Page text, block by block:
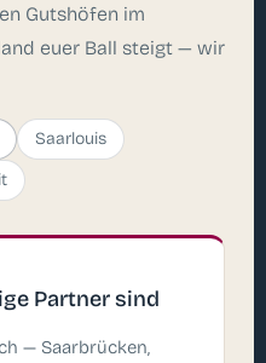
Gutshöfen im
euer Ball steigt — wir
Saarlouis
Partner sind
— Saarbrücken,